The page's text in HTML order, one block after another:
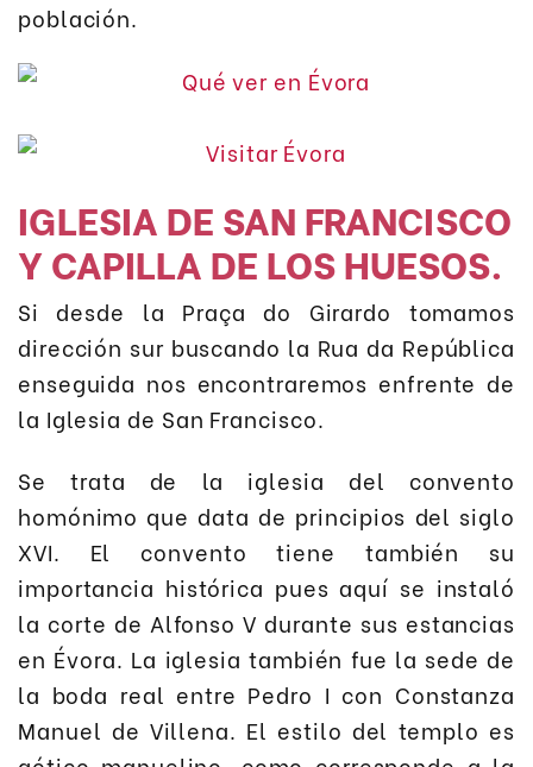
población.
IGLESIA DE SAN FRANCISCO
Y CAPILLA DE LOS HUESOS.
Si desde la Praça do Girardo tomamos
dirección sur buscando la Rua da República
enseguida nos encontraremos enfrente de
la Iglesia de San Francisco.
Se trata de la iglesia del convento
homónimo que data de principios del siglo
XVI. El convento tiene también su
importancia histórica pues aquí se instaló
la corte de Alfonso V durante sus estancias
en Évora. La iglesia también fue la sede de
la boda real entre Pedro I con Constanza
Manuel de Villena. El estilo del templo es